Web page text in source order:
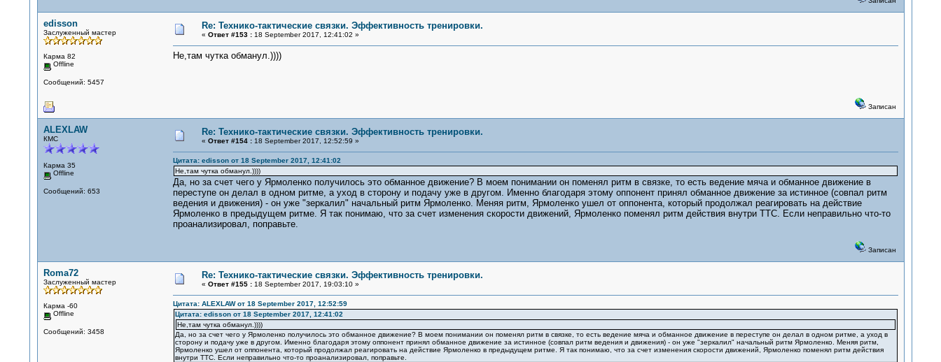
edisson
Заслуженный мастер
Карма 82
Offline
Сообщений: 5457
Re: Технико-тактические связки. Эффективность тренировки.
« Ответ #153 :18 September 2017, 12:41:02 »
Не,там чутка обманул.))))
Записан
ALEXLAW
КМС
Карма 35
Offline
Сообщений: 653
Re: Технико-тактические связки. Эффективность тренировки.
« Ответ #154 :18 September 2017, 12:52:59 »
Цитата: edisson от 18 September 2017, 12:41:02
Не,там чутка обманул.))))
Да, но за счет чего у Ярмоленко получилось это обманное движение? В моем понимании он поменял ритм в связке, то есть ведение мяча и обманное движение в
переступе он делал в одном ритме, а уход в сторону и подачу уже в другом. Именно благодаря этому оппонент принял обманное движение за истинное (совпал ритм
ведения и движения) - он уже "зеркалил" начальный ритм Ярмоленко. Меняя ритм, Ярмоленко ушел от оппонента, который продолжал реагировать на действие
Ярмоленко в предыдущем ритме. Я так понимаю, что за счет изменения скорости движений, Ярмоленко поменял ритм действия внутри ТТС. Если неправильно что-то
проанализировал, поправьте.
Записан
Roma72
Заслуженный мастер
Карма -60
Offline
Сообщений: 3458
Re: Технико-тактические связки. Эффективность тренировки.
« Ответ #155 :18 September 2017, 19:03:10 »
Цитата: ALEXLAW от 18 September 2017, 12:52:59
Цитата: edisson от 18 September 2017, 12:41:02
Не,там чутка обманул.))))
Да, но за счет чего у Ярмоленко получилось это обманное движение? В моем понимании он поменял ритм в связке, то есть ведение мяча и обманное движение в переступе он делал в одном ритме, а уход в
сторону и подачу уже в другом. Именно благодаря этому оппонент принял обманное движение за истинное (совпал ритм ведения и движения) - он уже "зеркалил" начальный ритм Ярмоленко. Меняя ритм,
Ярмоленко ушел от оппонента, который продолжал реагировать на действие Ярмоленко в предыдущем ритме. Я так понимаю, что за счет изменения скорости движений, Ярмоленко поменял ритм действия
внутри ТТС. Если неправильно что-то проанализировал, поправьте.